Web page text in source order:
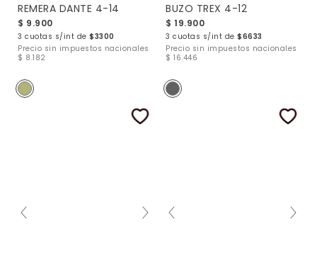
REMERA DANTE 4-14
$ 9.900
3 cuotas s/int de $3300
Precio sin impuestos nacionales
$ 8.182
BUZO TREX 4-12
$ 19.900
3 cuotas s/int de $6633
Precio sin impuestos nacionales
$ 16.446